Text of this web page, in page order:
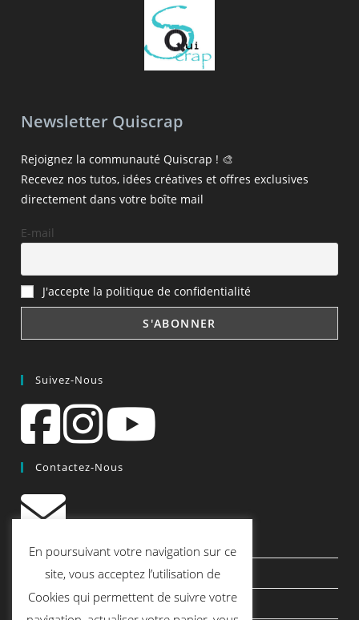
Newsletter Quiscrap
Rejoignez la communauté Quiscrap ! 🎨
Recevez nos tutos, idées créatives et offres exclusives
directement dans votre boîte mail
E-mail
J'accepte la politique de confidentialité
Suivez-Nous
Contactez-Nous
contact@quiscrap.fr
Les Fiches Techniques et les Tutos
Le Blog
En poursuivant votre navigation sur ce
site, vous acceptez l’utilisation de
Cookies qui permettent de suivre votre